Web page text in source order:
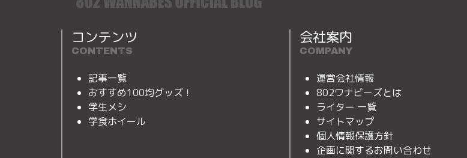
コンテンツ
CONTENTS
記事一覧
おすすめ100均グッズ！
学生メシ
学食ホイール
会社案内
COMPANY
運営会社情報
802ワナビーズとは
ライター 一覧
サイトマップ
個人情報保護方針
企画に関するお問い合わせ